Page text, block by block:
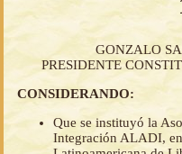
GONZALO
PRESIDENTE
CONSIDERANDO:
Que se instituyó la
Integración ALADI,